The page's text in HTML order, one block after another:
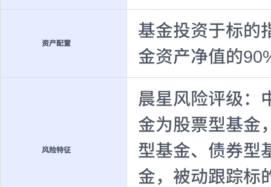
资产配置
基金投资于标的
金资产净值的
风险特征
晨星风险评级：
金为股票型基金
型基金、债券型
金，被动跟踪标